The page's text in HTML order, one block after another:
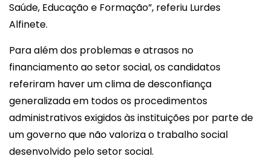
Saúde, Educação e Formação”, referiu Lurdes
Alfinete.
Para além dos problemas e atrasos no
financiamento ao setor social, os candidatos
referiram haver um clima de desconfiança
generalizada em todos os procedimentos
administrativos exigidos às instituições por parte de
um governo que não valoriza o trabalho social
desenvolvido pelo setor social.